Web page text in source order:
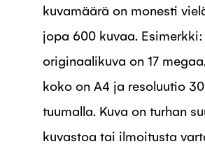
kuvamäärä on monesti
jopa 600 kuvaa. Esimerkki:
originaalikuva on 17
koko on A4 ja resoluutio
tuumalla. Kuva on turhan
kuvastoa tai ilmoitusta